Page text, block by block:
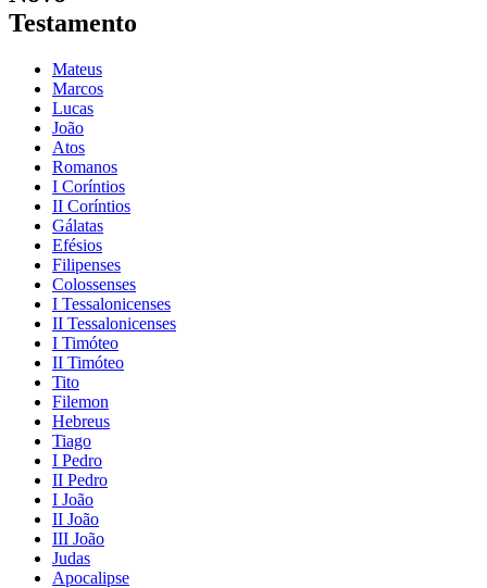
Testamento
Mateus
Marcos
Lucas
João
Atos
Romanos
I Coríntios
II Coríntios
Gálatas
Efésios
Filipenses
Colossenses
I Tessalonicenses
II Tessalonicenses
I Timóteo
II Timóteo
Tito
Filemon
Hebreus
Tiago
I Pedro
II Pedro
I João
II João
III João
Judas
Apocalipse